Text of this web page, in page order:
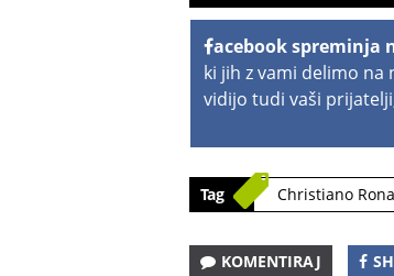
acebook spreminja
ki jih z vami delimo na
vidijo tudi vaši
Tag Christiano
KOMENTIRAJ